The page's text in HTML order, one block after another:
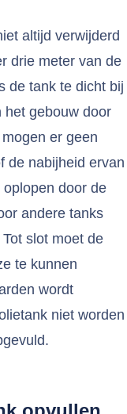
altijd verwijderd
drie meter van de
de tank te dicht bij
het gebouw door
er geen
de nabijheid ervan
door de
andere tanks
slot moet de
te kunnen
wordt
niet worden